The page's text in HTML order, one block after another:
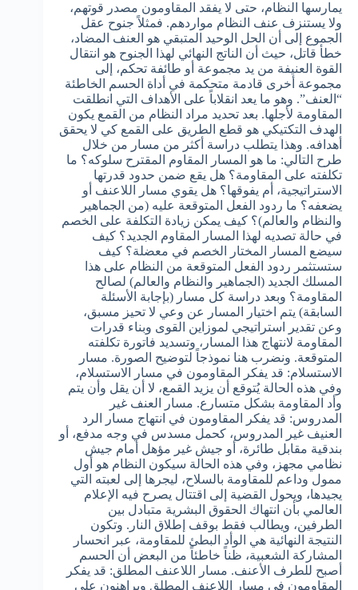
يمارسها النظام، حتى لا يفقد المقاومون مصدر قوتهم،
ولا يستنزف عنف النظام مواردهم. فمثلاً جنوح عقل
الجموع إلى أن الحل الوحيد المتبقي هو العنف المضاد،
خطأ قاتل، حيث أن الناتج النهائي لهذا الجنوح هو انتقال
القوة العنيفة من يد مجموعة أو طائفة تحكم، إلى
مجموعة أخرى قادمة متحكمة في أداة الحسم الخاطئة
“العنف”. وهو ما يعد انقلاباً على الأهداف التي انطلقت
المقاومة لأجلها. بعد تحديد مراد النظام من القمع يكون
الهدف التكتيكي هو قطع الطريق على القمع كي لا يحقق
أهدافه. وهذا يتطلب دراسة أكثر من مسار من خلال
طرح التالي: ما هو المسار المقاوم المقترح سلوكه؟ ما
تكلفته على المقاومة؟ هل يقع ضمن حدود قدرتها
الاستراتيجية، أم يفوقها؟ هل يقوي مسار اللاعنف أو
يضعفه؟ ما ردود الفعل المتوقعة عليه (من الجماهير
والنظام والعالم)؟ كيف يمكن زيادة التكلفة على الخصم
في حالة تصديه لهذا المسار المقاوم الجديد؟ كيف
سيضع المسار المختار الخصم في معضلة؟ كيف
ستستثمر ردود الفعل المتوقعة من النظام على هذا
المسلك الجديد (الجماهير والنظام والعالم) لصالح
المقاومة؟ وبعد دراسة كل مسار (بإجابة الأسئلة
السابقة) يتم اختيار المسار عن وعي لا تحيز مسبق،
وعن تقدير استراتيجي لموزاين القوى وبناء قدرات
المقاومة لانتهاج هذا المسار، وتسديد فاتورة تكلفته
المتوقعة. ونضرب هنا نموذجاً لتوضيح الصورة. مسار
الاستسلام: قد يفكر المقاومون في مسار الاستسلام،
وفي هذه الحالة يُتوقع أن يزيد القمع، لا أن يقل وأن يتم
وأد المقاومة بشكل متسارع. مسار العنف غير
المدروس: قد يفكر المقاومون في انتهاج مسار الرد
العنيف غير المدروس، كحمل مسدس في وجه مدفع، أو
بندقية مقابل طائرة، أو جيش غير مؤهل أمام جيش
نظامي مجهز، وفي هذه الحالة سيكون النظام هو أول
ممول وداعم للمقاومة بالسلاح، ليجرها إلى لعبته التي
يجيدها، ويحول القضية إلى اقتتال يصرح فيه الإعلام
العالمي بأن انتهاك الحقوق البشرية متبادل بين
الطرفين، ويطالب فقط بوقف إطلاق النار. وتكون
النتيجة النهائية هي الوأد البطئ للمقاومة، عبر انحسار
المشاركة الشعبية، ظناً خاطئاً من البعض أن الحسم
أصبح للطرف الأعنف. مسار اللاعنف المطلق: قد يفكر
المقاومون في مسار اللاعنف المطلق ويراهنون على